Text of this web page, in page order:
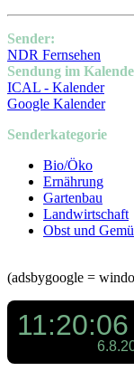
Sender:
NDR Fernsehen
Sendung im
ICAL - Kalender
Google Kalender
Senderkategorie
Bio/Öko
Ernährung
Gartenbau
Landwirtschaft
Obst und
(adsbygoogle =